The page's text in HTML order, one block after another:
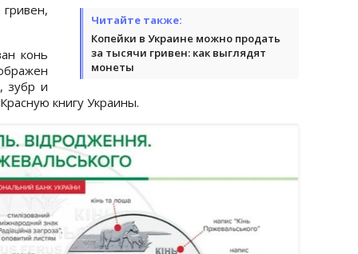
Читайте также:
Копейки в Украине можно продать
за тысячи гривен: как выглядят
монеты
конь
зубр и
книгу Украины.